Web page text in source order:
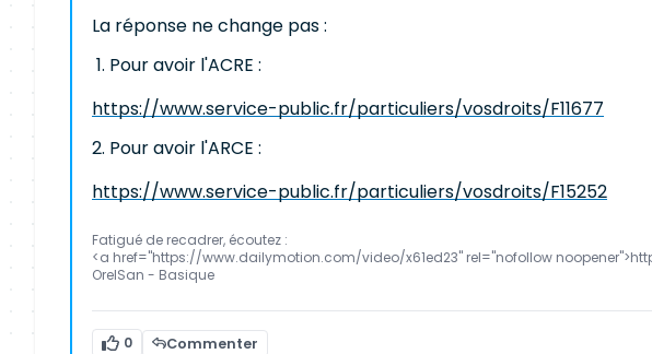
La réponse ne change pas :
Pour avoir l'ACRE :
https://www.service-public.fr/particuliers/vosdroits/F11677
Pour avoir l'ARCE :
https://www.service-public.fr/particuliers/vosdroits/F15252
Fatigué de recadrer, écoutez :
<a href="https://www.dailymotion.com/video/x61ed23" rel="nofollow
OrelSan - Basique
0 Commenter